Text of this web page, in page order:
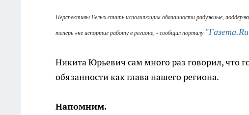
Перспективы Белых стать исполняющим обязанности радужные,
теперь «не испортил работу в регионе, - сообщил порталу
Никита Юрьевич сам много раз говорил, что
обязанности как глава нашего региона.
Напомним.